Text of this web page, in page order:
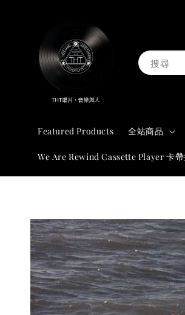
搜尋
Featured Products 全站商品
We Are Rewind Cassette Player 卡